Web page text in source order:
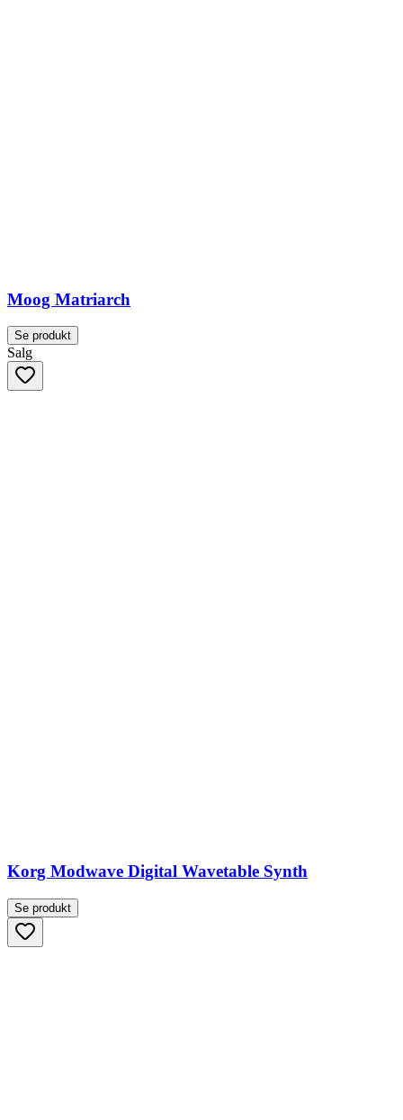
Moog Matriarch
Se produkt
Salg
Korg Modwave Digital Wavetable Synth
Se produkt